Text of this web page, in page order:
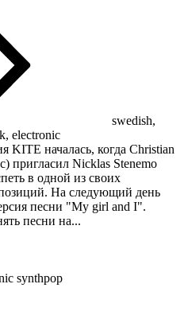
swedish,
electronic
KITE началась, когда Christian
пригласил Nicklas Stenemo
в одной из своих
На следующий день
песни "My girl and I".
песни на...
synthpop